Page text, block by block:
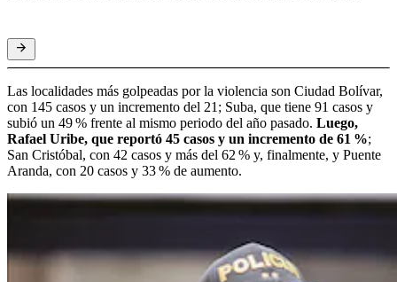
Las localidades más golpeadas por la violencia son Ciudad Bolívar,
con 145 casos y un incremento del 21; Suba, que tiene 91 casos y
subió un 49 % frente al mismo periodo del año pasado. Luego,
Rafael Uribe, que reportó 45 casos y un incremento de 61 %;
San Cristóbal, con 42 casos y más del 62 % y, finalmente, y Puente
Aranda, con 20 casos y 33 % de aumento.